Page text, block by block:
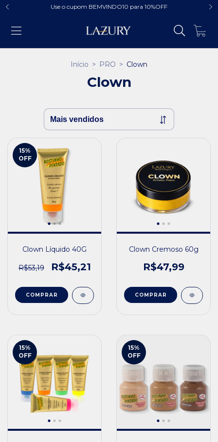
Use o cupom BEMVINDO10 para 10%OFF
Início > PRO > Clown
Clown
15%
OFF
Clown Líquido 40G
R$53,19 R$45,21
COMPRAR
Clown Cremoso 60g
R$47,99
COMPRAR
15%
OFF
15%
OFF